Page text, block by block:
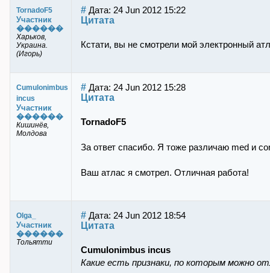
TornadoF5
Участник
������
Харьков,
Украина.
(Игорь)
# Дата: 24 Jun 2012 15:22
Цитата
Кстати, вы не смотрели мой электронный
Cumulonimbus
incus
Участник
������
Кишинёв,
Молдова
# Дата: 24 Jun 2012 15:28
Цитата
TornadoF5
За ответ спасибо. Я тоже различаю med и
Ваш атлас я смотрел. Отличная работа!
Olga_
Участник
������
Тольятти
# Дата: 24 Jun 2012 18:54
Цитата
Cumulonimbus incus
Какие есть признаки, по которым можно